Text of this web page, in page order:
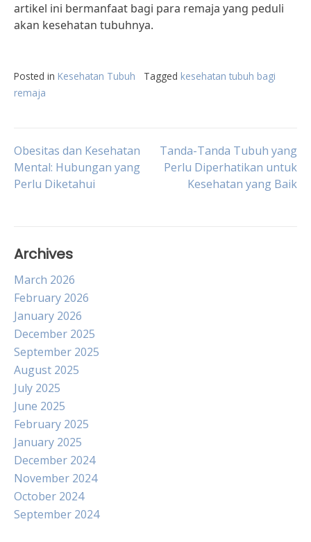
artikel ini bermanfaat bagi para remaja yang peduli
akan kesehatan tubuhnya.
Posted in Kesehatan Tubuh Tagged kesehatan tubuh bagi
remaja
Post
navigation
Obesitas dan Kesehatan
Mental: Hubungan yang
Perlu Diketahui
Tanda-Tanda Tubuh yang
Perlu Diperhatikan untuk
Kesehatan yang Baik
Archives
March 2026
February 2026
January 2026
December 2025
September 2025
August 2025
July 2025
June 2025
February 2025
January 2025
December 2024
November 2024
October 2024
September 2024